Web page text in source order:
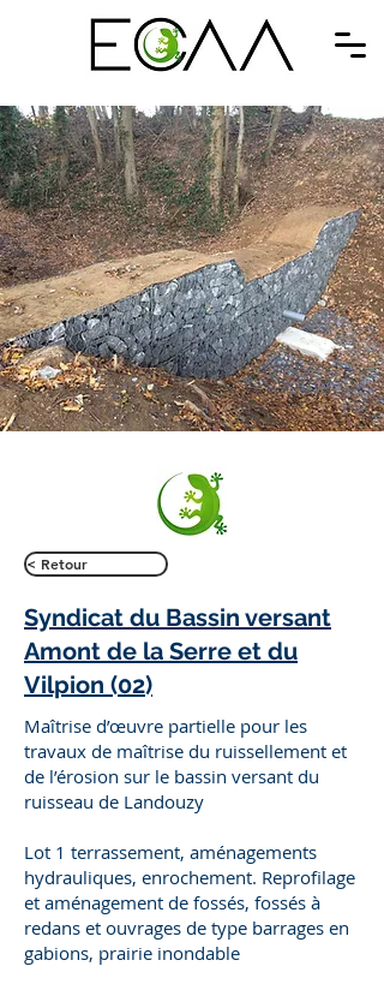
< Retour
Syndicat du Bassin versant
Amont de la Serre et du
Vilpion (02)
Maîtrise d’œuvre partielle pour les
travaux de maîtrise du ruissellement et
de l’érosion sur le bassin versant du
ruisseau de Landouzy
Lot 1 terrassement, aménagements
hydrauliques, enrochement. Reprofilage
et aménagement de fossés, fossés à
redans et ouvrages de type barrages en
gabions, prairie inondable